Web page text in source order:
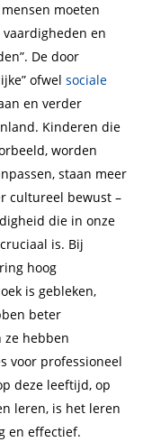
moeten
en
De door
ofwel sociale
en verder
Kinderen die
worden
staan meer
cultureel bewust –
die in onze
is. Bij
hoog
is gebleken,
beter
ze hebben
voor professioneel
deze leeftijd, op
leren, is het leren
en effectief.